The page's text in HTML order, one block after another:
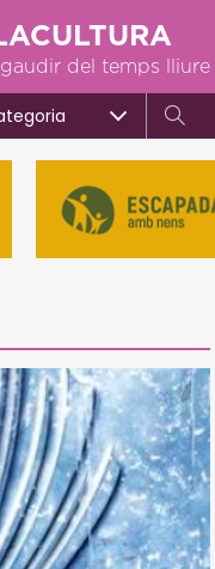
del temps lliure